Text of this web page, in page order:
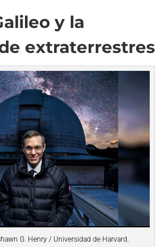
y la
extraterrestres
G. Henry / Universidad de Harvard.